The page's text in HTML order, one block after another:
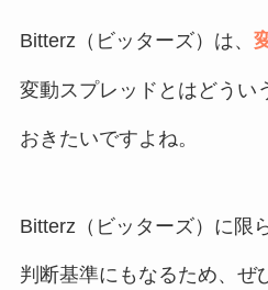
Bitterz（ビッターズ）は、
変動スプレッドとはどうい
おきたいですよね。
Bitterz（ビッターズ）に限
判断基準にもなるため、ぜ